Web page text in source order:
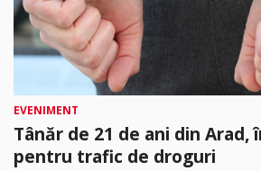
EVENIMENT
Tânăr de 21 de ani din Arad,
pentru trafic de droguri